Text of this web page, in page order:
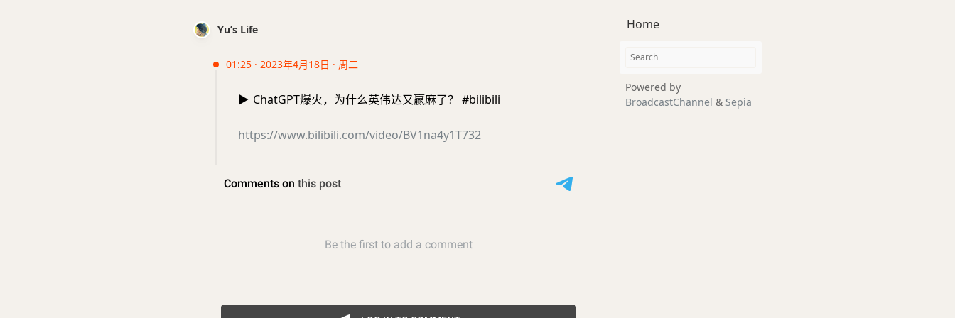
Yu’s Life
01:25 · 2023年4月18日 · 周二
▶️ ChatGPT爆火，为什么英伟达又赢麻了？ #bilibili
https://www.bilibili.com/video/BV1na4y1T732
Home
Powered by
BroadcastChannel & Sepia